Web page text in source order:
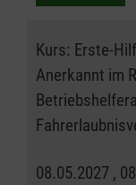
Kurs: Erste-
Anerkannt im
08.05.2027 ,